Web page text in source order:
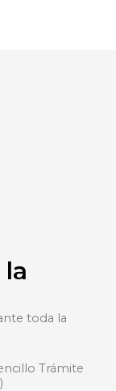
toda la
Trámite